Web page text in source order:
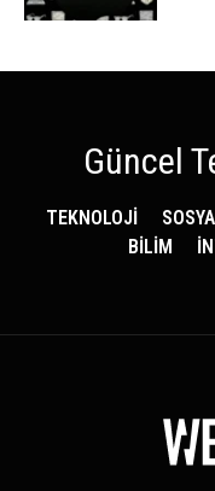
Güncel
TEKNOLOJİ
BİLİM